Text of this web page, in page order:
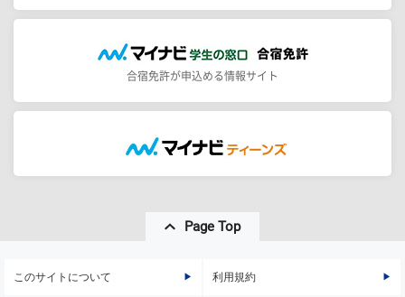
合宿免許が申込める情報サイト
Page Top
このサイトについて 利用規約